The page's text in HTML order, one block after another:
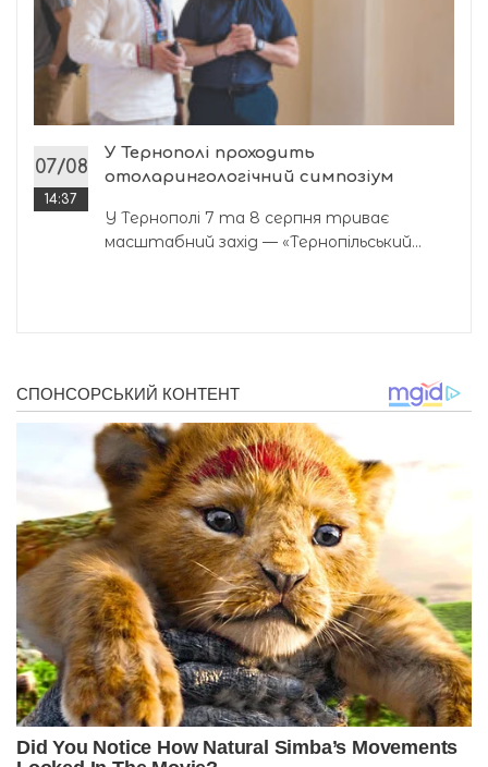
07/08
14:37
У Тернополі проходить
отоларингологічний симпозіум
У Тернополі 7 та 8 серпня триває
масштабний захід — «Тернопільський...